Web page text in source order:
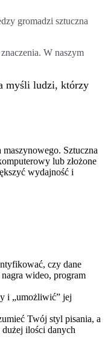
gromadzi sztuczna
W naszym
myśli ludzi, którzy
Sztuczna
lub złożone
wydajność i
czy dane
wideo, program
i „umożliwić” jej
Twój styl pisania, a
ilości danych